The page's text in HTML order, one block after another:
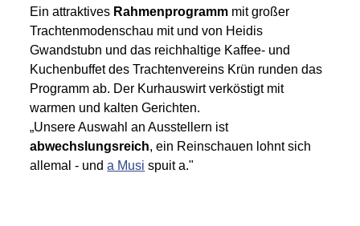
Ein attraktives Rahmenprogramm mit großer
Trachtenmodenschau mit und von Heidis
Gwandstubn und das reichhaltige Kaffee- und
Kuchenbuffet des Trachtenvereins Krün runden das
Programm ab. Der Kurhauswirt verköstigt mit
warmen und kalten Gerichten.
„Unsere Auswahl an Ausstellern ist
abwechslungsreich, ein Reinschauen lohnt sich
allemal - unda Musi spuit a."